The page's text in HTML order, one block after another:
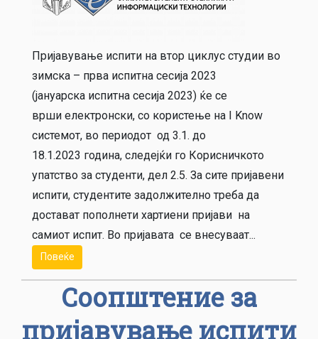
Пријавување испити на втор циклус студии во
зимска – прва испитна сесија 2023
(јануарска испитна сесија 2023) ќе се
врши електронски, со користење на I Know
системот, во периодот од 3.1. до
18.1.2023 година, следејќи го Корисничкото
упатство за студенти, дел 2.5. За сите пријавени
испити, студентите задолжително треба да
достават пополнети хартиени пријави на
самиот испит. Во пријавата се внесуваат...
Повеќе
Соопштение за
пријавување испити